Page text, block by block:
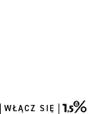
WŁĄCZ SIĘ